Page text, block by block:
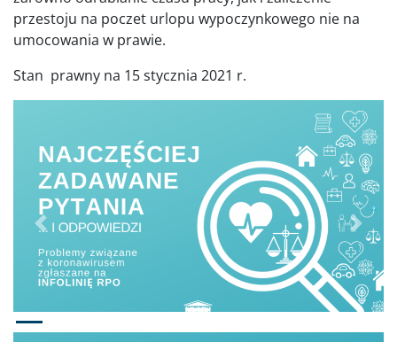
przestoju na poczet urlopu wypoczynkowego nie na
umocowania w prawie.
Stan prawny na 15 stycznia 2021 r.
Poprzednie Dalej